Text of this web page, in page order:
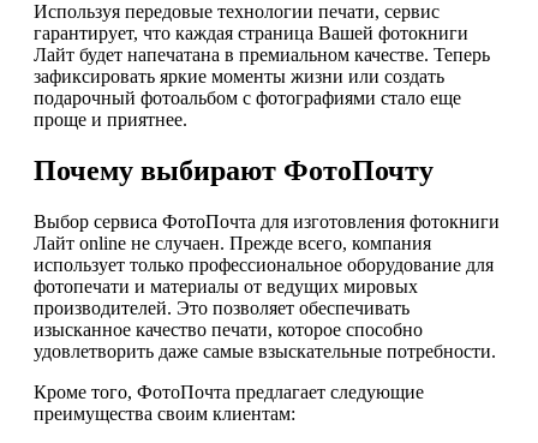
Используя передовые технологии печати, сервис
гарантирует, что каждая страница Вашей фотокниги
Лайт будет напечатана в премиальном качестве. Теперь
зафиксировать яркие моменты жизни или создать
подарочный фотоальбом с фотографиями стало еще
проще и приятнее.
Почему выбирают ФотоПочту
Выбор сервиса ФотоПочта для изготовления фотокниги
Лайт online не случаен. Прежде всего, компания
использует только профессиональное оборудование для
фотопечати и материалы от ведущих мировых
производителей. Это позволяет обеспечивать
изысканное качество печати, которое способно
удовлетворить даже самые взыскательные потребности.
Кроме того, ФотоПочта предлагает следующие
преимущества своим клиентам: